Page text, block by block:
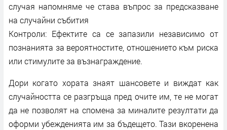
случая напомняме че става въпрос за предсказване
на случайни събития
Контроли: Ефектите са се запазили независимо от
познанията за вероятностите, отношението към риска
или стимулите за възнаграждение.
Дори когато хората знаят шансовете и виждат как
случайността се разгръща пред очите им, те не могат
да не позволят на спомена за миналите резултати да
оформи убежденията им за бъдещето. Тази вкоренена